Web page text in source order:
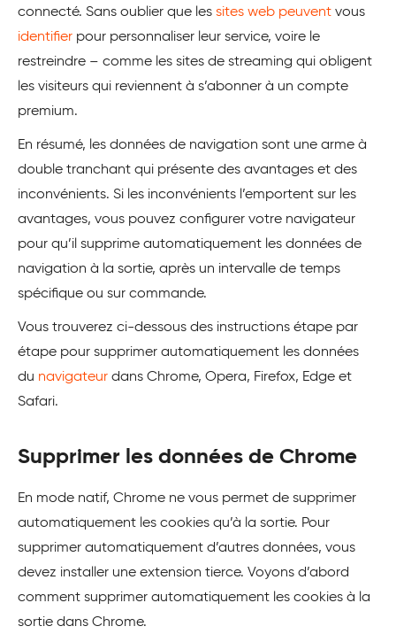
connecté. Sans oublier que les sites web peuvent vous
identifier pour personnaliser leur service, voire le
restreindre – comme les sites de streaming qui obligent
les visiteurs qui reviennent à s’abonner à un compte
premium.
En résumé, les données de navigation sont une arme à
double tranchant qui présente des avantages et des
inconvénients. Si les inconvénients l’emportent sur les
avantages, vous pouvez configurer votre navigateur
pour qu’il supprime automatiquement les données de
navigation à la sortie, après un intervalle de temps
spécifique ou sur commande.
Vous trouverez ci-dessous des instructions étape par
étape pour supprimer automatiquement les données
du navigateur dans Chrome, Opera, Firefox, Edge et
Safari.
Supprimer les données de Chrome
En mode natif, Chrome ne vous permet de supprimer
automatiquement les cookies qu’à la sortie. Pour
supprimer automatiquement d’autres données, vous
devez installer une extension tierce. Voyons d’abord
comment supprimer automatiquement les cookies à la
sortie dans Chrome.